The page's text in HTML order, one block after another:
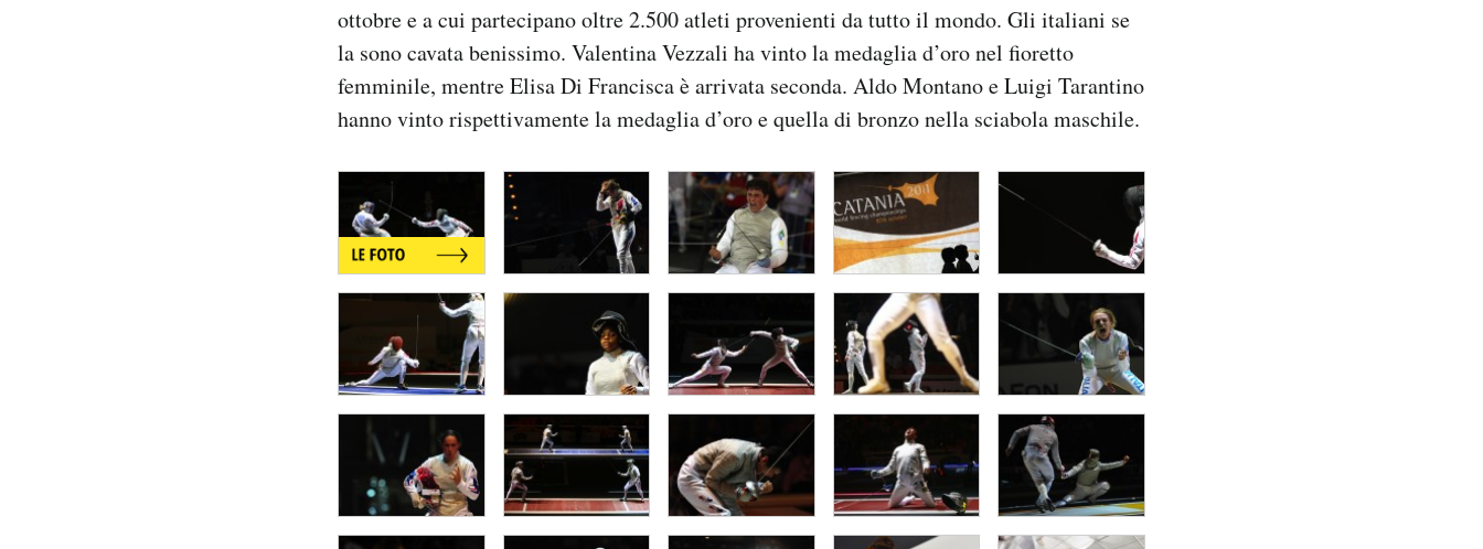
ottobre e a cui partecipano oltre 2.500 atleti provenienti da tutto il mondo. Gli italiani se
la sono cavata benissimo. Valentina Vezzali ha vinto la medaglia d’oro nel fioretto
femminile, mentre Elisa Di Francisca è arrivata seconda. Aldo Montano e Luigi Tarantino
hanno vinto rispettivamente la medaglia d’oro e quella di bronzo nella sciabola maschile.